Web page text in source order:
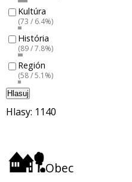
Kultúra
(73 / 6.4%)
História
(89 / 7.8%)
Región
(58 / 5.1%)
Hlasuj
Hlasy: 1140
Obec